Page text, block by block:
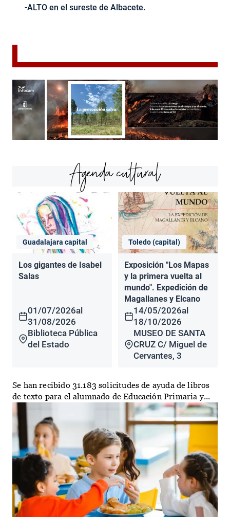
-ALTO en el sureste de Albacete.
Agenda cultural
Guadalajara capital
Los gigantes de Isabel
Salas
01/07/2026al
31/08/2026
Biblioteca Pública
del Estado
Toledo (capital)
Exposición "Los Mapas
y la primera vuelta al
mundo". Expedición de
Magallanes y Elcano
14/05/2026al
18/10/2026
MUSEO DE SANTA
CRUZ C/ Miguel de
Cervantes, 3
Se han recibido 31.183 solicitudes de ayuda de libros
de texto para el alumnado de Educación Primaria y...